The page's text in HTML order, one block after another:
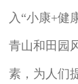
入“小康+健
青山和田园
素，为人们